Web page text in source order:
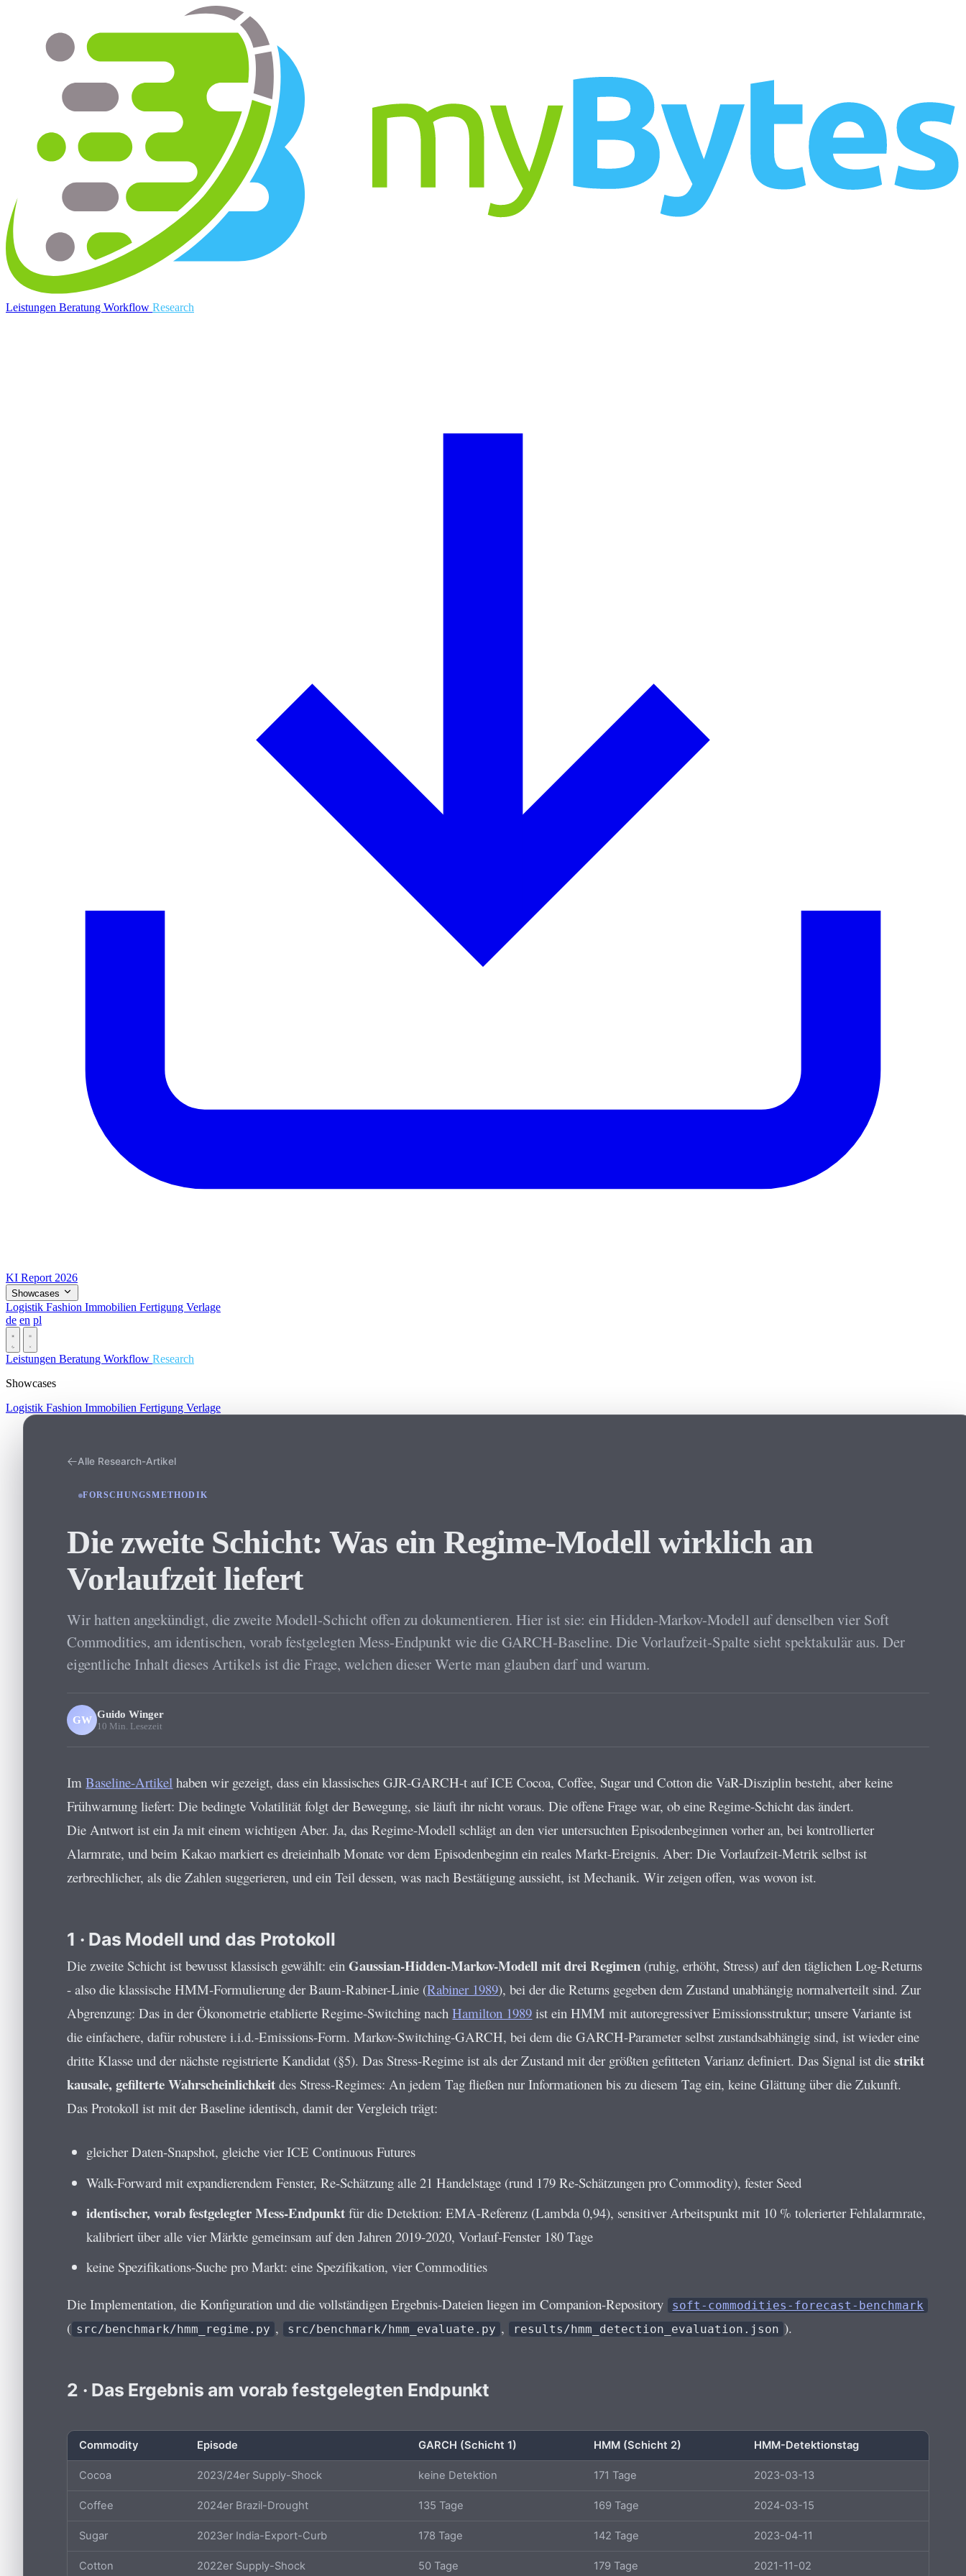
Leistungen Beratung Workflow Research
KI Report 2026
Showcases
Logistik Fashion Immobilien Fertigung Verlage
de en pl
Dark
Leistungen Beratung Workflow Research
Showcases
Logistik Fashion Immobilien Fertigung Verlage
Alle Research-Artikel
FORSCHUNGSMETHODIK
Die zweite Schicht: Was ein Regime-Modell wirklich an
Vorlaufzeit liefert
Wir hatten angekündigt, die zweite Modell-Schicht offen zu dokumentieren. Hier ist sie: ein Hidden-Markov-Modell auf denselben vier Soft
Commodities, am identischen, vorab festgelegten Mess-Endpunkt wie die GARCH-Baseline. Die Vorlaufzeit-Spalte sieht spektakulär aus. Der
eigentliche Inhalt dieses Artikels ist die Frage, welchen dieser Werte man glauben darf und warum.
GW Guido Winger
10 Min. Lesezeit
ImBaseline-Artikel haben wir gezeigt, dass ein klassisches GJR-GARCH-t auf ICE Cocoa, Coffee, Sugar und Cotton die VaR-Disziplin besteht, aber keine
Frühwarnung liefert: Die bedingte Volatilität folgt der Bewegung, sie läuft ihr nicht voraus. Die offene Frage war, ob eine Regime-Schicht das ändert.
Die Antwort ist ein Ja mit einem wichtigen Aber. Ja, das Regime-Modell schlägt an den vier untersuchten Episodenbeginnen vorher an, bei kontrollierter
Alarmrate, und beim Kakao markiert es dreieinhalb Monate vor dem Episodenbeginn ein reales Markt-Ereignis. Aber: Die Vorlaufzeit-Metrik selbst ist
zerbrechlicher, als die Zahlen suggerieren, und ein Teil dessen, was nach Bestätigung aussieht, ist Mechanik. Wir zeigen offen, was wovon ist.
1 · Das Modell und das Protokoll
Die zweite Schicht ist bewusst klassisch gewählt: einGaussian-Hidden-Markov-Modell mit drei Regimen (ruhig, erhöht, Stress) auf den täglichen Log-Returns
- also die klassische HMM-Formulierung der Baum-Rabiner-Linie (Rabiner 1989), bei der die Returns gegeben dem Zustand unabhängig normalverteilt sind. Zur
Abgrenzung: Das in der Ökonometrie etablierte Regime-Switching nachHamilton 1989 ist ein HMM mit autoregressiver Emissionsstruktur; unsere Variante ist
die einfachere, dafür robustere i.i.d.-Emissions-Form. Markov-Switching-GARCH, bei dem die GARCH-Parameter selbst zustandsabhängig sind, ist wieder eine
dritte Klasse und der nächste registrierte Kandidat (§5). Das Stress-Regime ist als der Zustand mit der größten gefitteten Varianz definiert. Das Signal ist diestrikt
kausale, gefilterte Wahrscheinlichkeit des Stress-Regimes: An jedem Tag fließen nur Informationen bis zu diesem Tag ein, keine Glättung über die Zukunft.
Das Protokoll ist mit der Baseline identisch, damit der Vergleich trägt:
gleicher Daten-Snapshot, gleiche vier ICE Continuous Futures
Walk-Forward mit expandierendem Fenster, Re-Schätzung alle 21 Handelstage (rund 179 Re-Schätzungen pro Commodity), fester Seed
identischer, vorab festgelegter Mess-Endpunktfür die Detektion: EMA-Referenz (Lambda 0,94), sensitiver Arbeitspunkt mit 10 % tolerierter Fehlalarmrate,
kalibriert über alle vier Märkte gemeinsam auf den Jahren 2019-2020, Vorlauf-Fenster 180 Tage
keine Spezifikations-Suche pro Markt: eine Spezifikation, vier Commodities
Die Implementation, die Konfiguration und die vollständigen Ergebnis-Dateien liegen im Companion-Repository soft-commodities-forecast-benchmark
( src/benchmark/hmm_regime.py , src/benchmark/hmm_evaluate.py , results/hmm_detection_evaluation.json ).
2 · Das Ergebnis am vorab festgelegten Endpunkt
Commodity Episode GARCH (Schicht 1) HMM (Schicht 2) HMM-Detektionstag
Cocoa 2023/24er Supply-Shock keine Detektion 171 Tage 2023-03-13
Coffee 2024er Brazil-Drought 135 Tage 169 Tage 2024-03-15
Sugar 2023er India-Export-Curb 178 Tage 142 Tage 2023-04-11
Cotton 2022er Supply-Shock 50 Tage 179 Tage 2021-11-02